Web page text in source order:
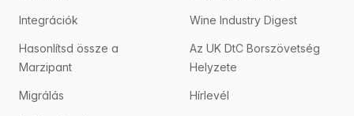
Integrációk
Hasonlítsd össze a
Marzipant
Migrálás
Wine Industry Digest
Az UK DtC Borszövetség
Helyzete
Hírlevél